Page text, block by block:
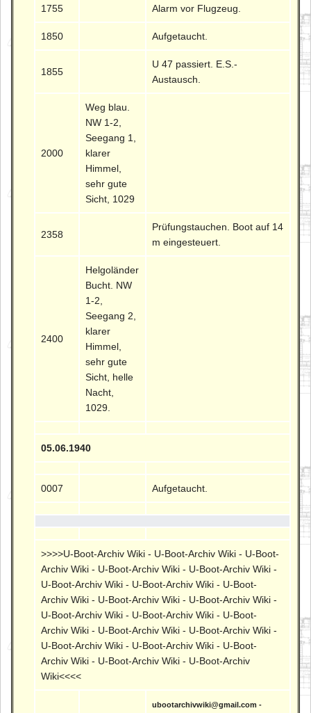
1755 Alarm vor Flugzeug.
1850 Aufgetaucht.
1855
U 47 passiert. E.S.-
Austausch.
2000
Weg blau.
NW 1-2,
Seegang 1,
klarer
Himmel,
sehr gute
Sicht, 1029
2358
Prüfungstauchen. Boot auf 14
m eingesteuert.
2400
Helgoländer
Bucht. NW
1-2,
Seegang 2,
klarer
Himmel,
sehr gute
Sicht, helle
Nacht,
1029.
05.06.1940
0007 Aufgetaucht.
>>>>U-Boot-Archiv Wiki - U-Boot-Archiv Wiki - U-Boot-
Archiv Wiki - U-Boot-Archiv Wiki - U-Boot-Archiv Wiki -
U-Boot-Archiv Wiki - U-Boot-Archiv Wiki - U-Boot-
Archiv Wiki - U-Boot-Archiv Wiki - U-Boot-Archiv Wiki -
U-Boot-Archiv Wiki - U-Boot-Archiv Wiki - U-Boot-
Archiv Wiki - U-Boot-Archiv Wiki - U-Boot-Archiv Wiki -
U-Boot-Archiv Wiki - U-Boot-Archiv Wiki - U-Boot-
Archiv Wiki - U-Boot-Archiv Wiki - U-Boot-Archiv
Wiki<<<<
ubootarchivwiki@gmail.com -